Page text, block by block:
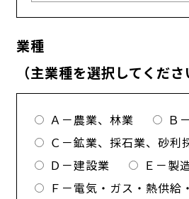
業種
（主業種を選択してくださ
Ａ－農業、林業
Ｂ
Ｃ－鉱業、採石業、砂利
Ｄ－建設業
Ｅ－製
Ｆ－電気・ガス・熱供給